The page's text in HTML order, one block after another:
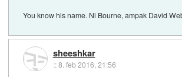
You know his name. Ni Bourne, ampak David
sheeshkar
::8. feb 2016, 21:56